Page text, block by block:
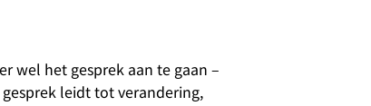
wel het gesprek aan te gaan –
leidt tot verandering,